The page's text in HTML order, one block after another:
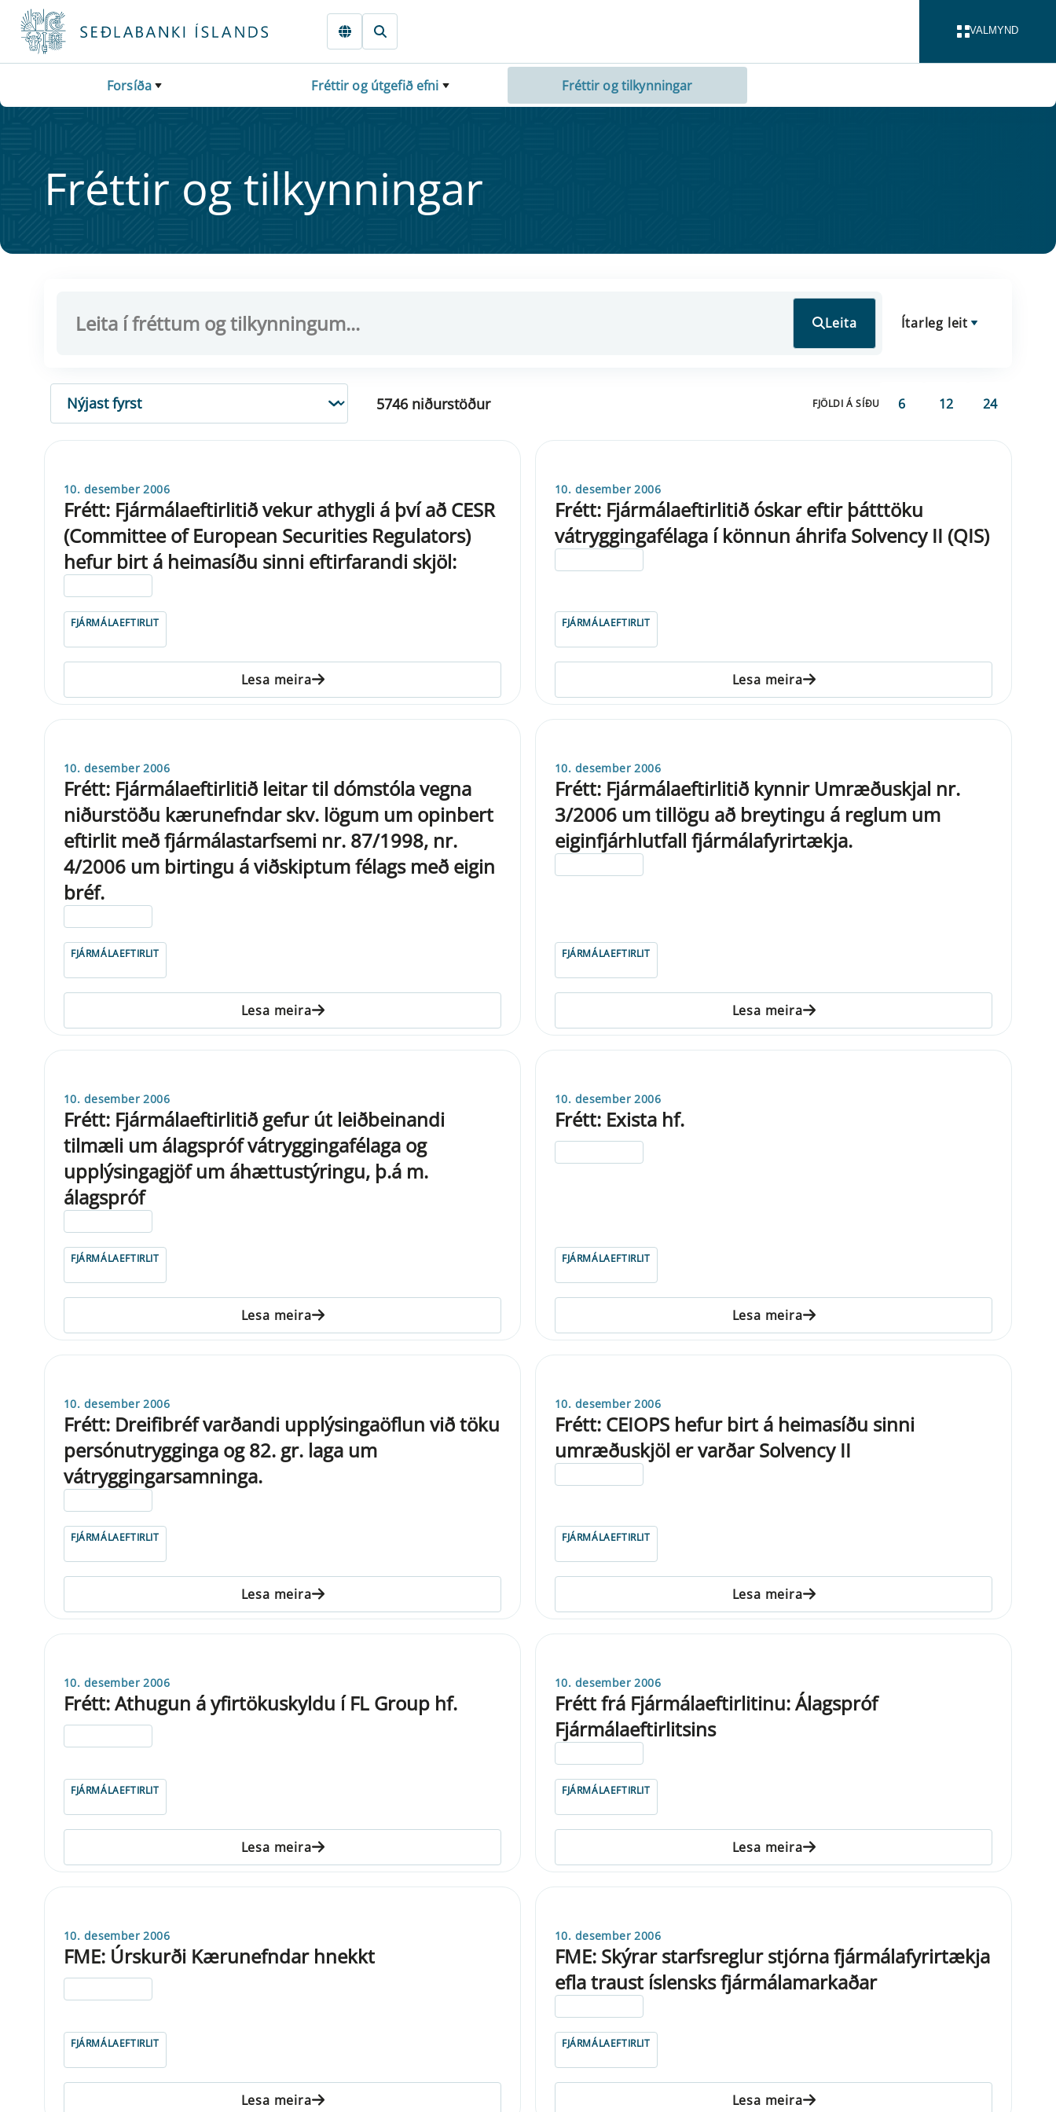
Fara beint í Meginmál
VALMYND
Forsíða Fréttir og útgefið efni Fréttir og tilkynningar
Frétt­ir og til­kynn­ing­ar
Leita Ítarleg leit
RÖÐUN
5746 niðurstöður FJÖLDI Á SÍÐU 6 12 24
10. desember 2006
Frétt: Fjármálaeftirlitið vekur athygli á því að CESR
(Committee of European Securities Regulators)
hefur birt á heimasíðu sinni eftirfarandi skjöl:
FJÁRMÁLAEFTIRLIT
Lesa meira
10. desember 2006
Frétt: Fjármálaeftirlitið óskar eftir þátttöku
vátryggingafélaga í könnun áhrifa Solvency II (QIS)
FJÁRMÁLAEFTIRLIT
Lesa meira
10. desember 2006
Frétt: Fjármálaeftirlitið leitar til dómstóla vegna
niðurstöðu kærunefndar skv. lögum um opinbert
eftirlit með fjármálastarfsemi nr. 87/1998, nr.
4/2006 um birtingu á viðskiptum félags með eigin
bréf.
FJÁRMÁLAEFTIRLIT
Lesa meira
10. desember 2006
Frétt: Fjármálaeftirlitið kynnir Umræðuskjal nr.
3/2006 um tillögu að breytingu á reglum um
eiginfjárhlutfall fjármálafyrirtækja.
FJÁRMÁLAEFTIRLIT
Lesa meira
10. desember 2006
Frétt: Fjármálaeftirlitið gefur út leiðbeinandi
tilmæli um álagspróf vátryggingafélaga og
upplýsingagjöf um áhættustýringu, þ.á m.
álagspróf
FJÁRMÁLAEFTIRLIT
Lesa meira
10. desember 2006
Frétt: Exista hf.
FJÁRMÁLAEFTIRLIT
Lesa meira
10. desember 2006
Frétt: Dreifibréf varðandi upplýsingaöflun við töku
persónutrygginga og 82. gr. laga um
vátryggingarsamninga.
FJÁRMÁLAEFTIRLIT
Lesa meira
10. desember 2006
Frétt: CEIOPS hefur birt á heimasíðu sinni
umræðuskjöl er varðar Solvency II
FJÁRMÁLAEFTIRLIT
Lesa meira
10. desember 2006
Frétt: Athugun á yfirtökuskyldu í FL Group hf.
FJÁRMÁLAEFTIRLIT
Lesa meira
10. desember 2006
Frétt frá Fjármálaeftirlitinu: Álagspróf
Fjármálaeftirlitsins
FJÁRMÁLAEFTIRLIT
Lesa meira
10. desember 2006
FME: Úrskurði Kærunefndar hnekkt
FJÁRMÁLAEFTIRLIT
Lesa meira
10. desember 2006
FME: Skýrar starfsreglur stjórna fjármálafyrirtækja
efla traust íslensks fjármálamarkaðar
FJÁRMÁLAEFTIRLIT
Lesa meira